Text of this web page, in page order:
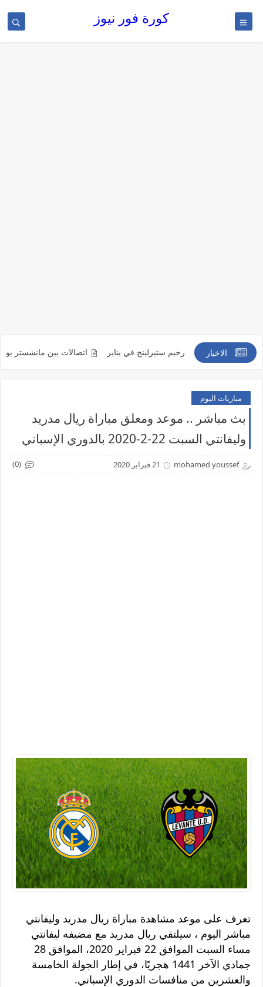
كورة فور نيوز
الاخبار
التعاقد مع رحيم ستيرلينج في يناير اتصالات بين مانشستر يونايتد
مباريات اليوم
بث مباشر .. موعد ومعلق مباراة ريال مدريد
وليفانتي السبت 22-2-2020 بالدوري الإسباني
mohamed youssef 21 فبراير 2020 (0)
تعرف على موعد مشاهدة مباراة ريال مدريد وليفانتي
مباشر اليوم ، سيلتقي ريال مدريد مع مضيفه ليفانتي
مساء السبت الموافق 22 فبراير 2020، الموافق 28
جمادي الآخر 1441 هجريًا، في إطار الجولة الخامسة
والعشرين من منافسات الدوري الإسباني.